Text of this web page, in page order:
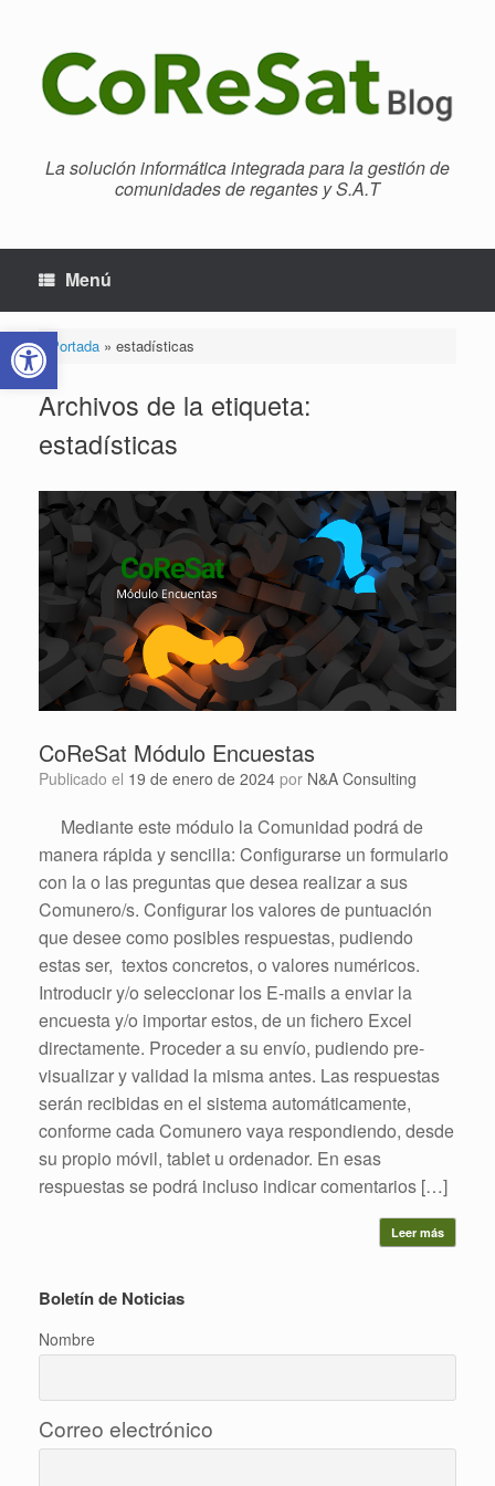
Abrir barra de herramientas
contenido
La solución informática integrada para la gestión de
comunidades de regantes y S.A.T
Menú
Portada» estadísticas
Archivos de la etiqueta:
estadísticas
CoReSat Módulo Encuestas
Publicado el 19 de enero de 2024 por N&A Consulting
Mediante este módulo la Comunidad podrá de
manera rápida y sencilla: Configurarse un formulario
con la o las preguntas que desea realizar a sus
Comunero/s. Configurar los valores de puntuación
que desee como posibles respuestas, pudiendo
estas ser, textos concretos, o valores numéricos.
Introducir y/o seleccionar los E-mails a enviar la
encuesta y/o importar estos, de un fichero Excel
directamente. Proceder a su envío, pudiendo pre-
visualizar y validad la misma antes. Las respuestas
serán recibidas en el sistema automáticamente,
conforme cada Comunero vaya respondiendo, desde
su propio móvil, tablet u ordenador. En esas
respuestas se podrá incluso indicar comentarios […]
Leer más
Boletín de Noticias
Nombre
Correo electrónico